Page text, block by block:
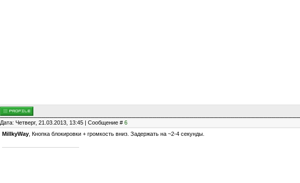
Дата: Четверг, 21.03.2013, 13:45 | Сообщение # 6
MillkyWay , Кнопка блокировки + громкость вниз. Задержать на ~2-4 секунды.